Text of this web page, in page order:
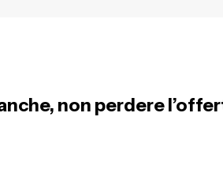
non perdere